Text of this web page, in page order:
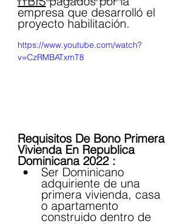
empresa que desarrolló el
proyecto habilitación.
https://www.youtube.com/watch?
v=CzRMBATxmT8
Requisitos De Bono Primera
Vivienda En Republica
Dominicana 2022 :
Ser Dominicano
adquiriente de una
primera vivienda, casa
o apartamento
construido dentro de